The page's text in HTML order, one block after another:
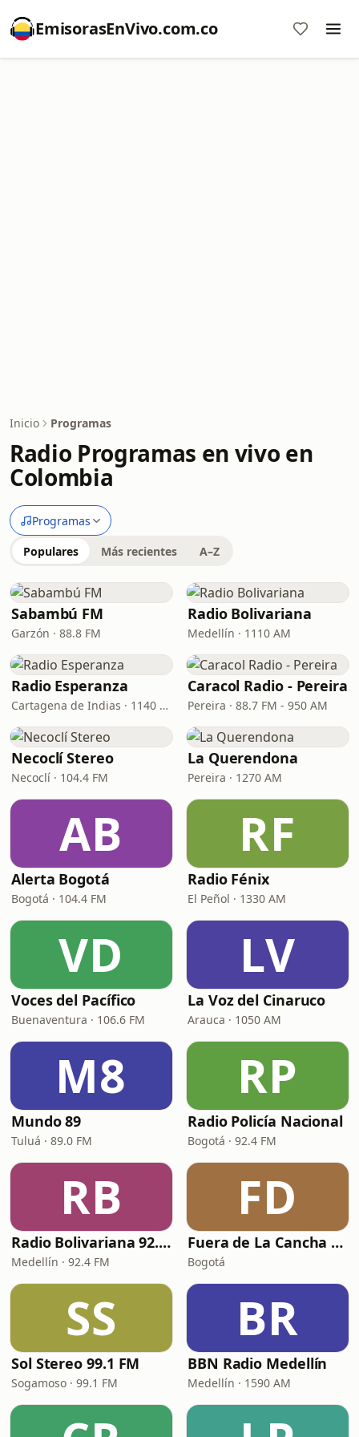
EmisorasEnVivo.com.co
Inicio Programas
Radio Programas en vivo en
Colombia
Programas
Populares Más recientes A–Z
Sabambú FM
Garzón · 88.8 FM
Radio Bolivariana
Medellín · 1110 AM
Radio Esperanza
Cartagena de Indias · 1140 AM
Caracol Radio - Pereira
Pereira · 88.7 FM - 950 AM
Necoclí Stereo
Necoclí · 104.4 FM
La Querendona
Pereira · 1270 AM
AB
Alerta Bogotá
Bogotá · 104.4 FM
RF
Radio Fénix
El Peñol · 1330 AM
VD
Voces del Pacífico
Buenaventura · 106.6 FM
LV
La Voz del Cinaruco
Arauca · 1050 AM
M8
Mundo 89
Tuluá · 89.0 FM
RP
Radio Policía Nacional
Bogotá · 92.4 FM
RB
Radio Bolivariana 92.4 FM
Medellín · 92.4 FM
FD
Fuera de La Cancha Radio
Bogotá
SS
Sol Stereo 99.1 FM
Sogamoso · 99.1 FM
BR
BBN Radio Medellín
Medellín · 1590 AM